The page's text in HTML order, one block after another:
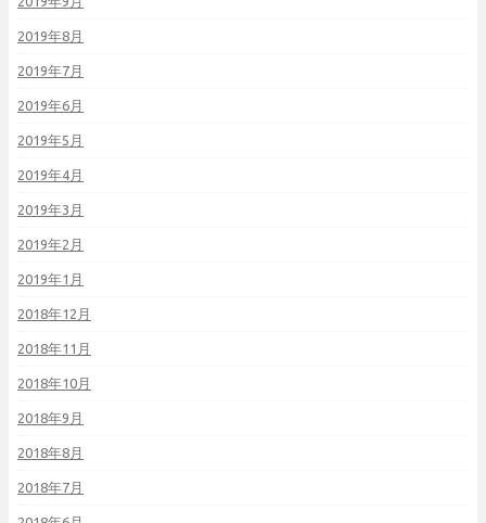
2019年8月
2019年7月
2019年6月
2019年5月
2019年4月
2019年3月
2019年2月
2019年1月
2018年12月
2018年11月
2018年10月
2018年9月
2018年8月
2018年7月